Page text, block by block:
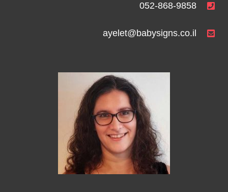
052-868-9858
ayelet@babysigns.co.il